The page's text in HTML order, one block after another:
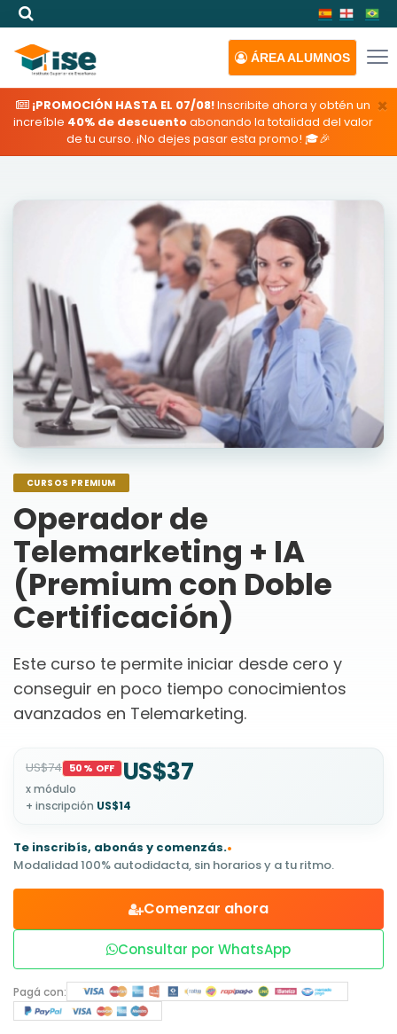
ÁREAALUMNOS
×
¡PROMOCIÓN HASTA EL 07/08!Inscribite ahora y obtén un
increíble 40% de descuentoabonando la totalidad del valor
de tu curso. ¡No dejes pasar esta promo! 🎓🎉
CURSOS PREMIUM
Operador de
Telemarketing + IA
(Premium con Doble
Certificación)
Este curso te permite iniciar desde cero y
conseguir en poco tiempo conocimientos
avanzados en Telemarketing.
US$74 50% OFF US$37
x módulo
+ inscripción US$14
Te inscribís, abonás y comenzás.•
Modalidad 100% autodidacta, sin horarios y a tu ritmo.
Comenzar ahora
Consultar por WhatsApp
Pagá con: